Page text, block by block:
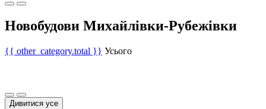
Новобудови Михайлівки-Рубежівки
{{ other_category.total }} Усього
Дивитися усе